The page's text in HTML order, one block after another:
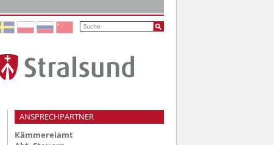
ANSPRECHPARTNER
Kämmereiamt